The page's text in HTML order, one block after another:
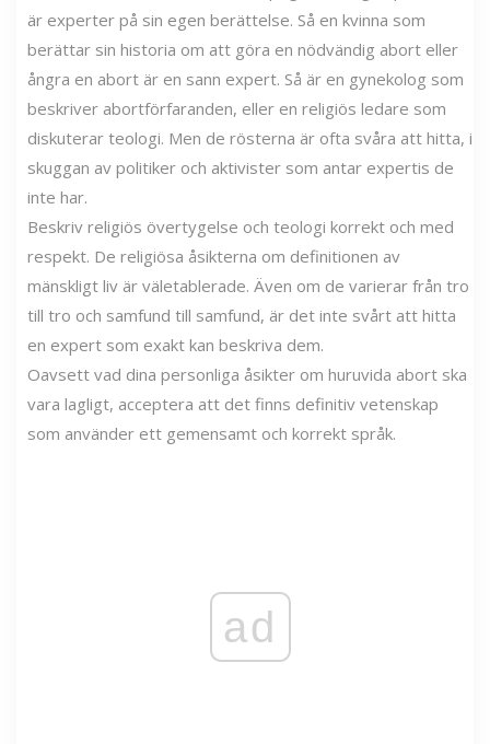
är experter på sin egen berättelse. Så en kvinna som
berättar sin historia om att göra en nödvändig abort eller
ångra en abort är en sann expert. Så är en gynekolog som
beskriver abortförfaranden, eller en religiös ledare som
diskuterar teologi. Men de rösterna är ofta svåra att hitta, i
skuggan av politiker och aktivister som antar expertis de
inte har.
Beskriv religiös övertygelse och teologi korrekt och med
respekt. De religiösa åsikterna om definitionen av
mänskligt liv är väletablerade. Även om de varierar från tro
till tro och samfund till samfund, är det inte svårt att hitta
en expert som exakt kan beskriva dem.
Oavsett vad dina personliga åsikter om huruvida abort ska
vara lagligt, acceptera att det finns definitiv vetenskap
som använder ett gemensamt och korrekt språk.
ad